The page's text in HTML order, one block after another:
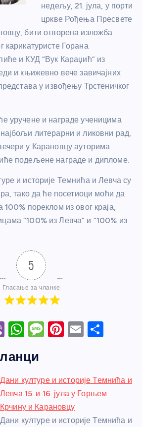
недељу, 21. јула, у порти
цркве Рођења Пресвете
бити отворена изложба
карикатуристе Горана
и КУД “Вук Караџић” из
и књижевно вече завичајних
у извођењу Трстеничког
уручене и награде ученицима
литерарни и ликовни рад,
у Карановцу ауторима
подељене награде и дипломе.
и историје Темнића и Левча су
тако да ће посетиоци моћи да
100% пореклом из овог краја,
“100% из Левча” и “100% из
5
Гласање за чланке
Vi
er
W
at
s
A
p
M
a
g
e
Pi
e
st
E
e
Дани културе и историје Темнића и
Левча 15. и 16. јула у Горњем
Крчину и Карановцу
Дани културе и историје Темнића и